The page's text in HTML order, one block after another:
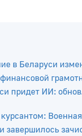
в Беларуси
придет ИИ:
курсантом:
завершилось